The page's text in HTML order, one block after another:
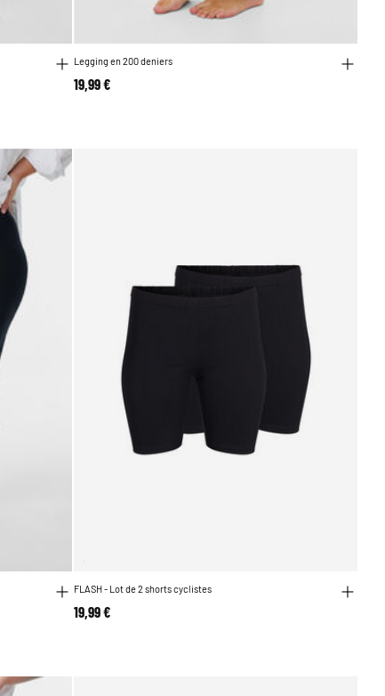
Legging en 200 deniers
19,99 €
FLASH - Lot de 2 shorts cyclistes
19,99 €